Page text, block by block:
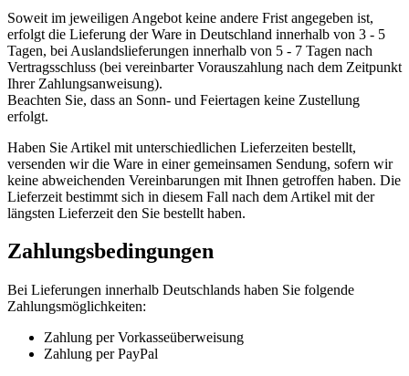
Soweit im jeweiligen Angebot keine andere Frist angegeben ist,
erfolgt die Lieferung der Ware in Deutschland innerhalb von 3 - 5
Tagen, bei Auslandslieferungen innerhalb von 5 - 7 Tagen nach
Vertragsschluss (bei vereinbarter Vorauszahlung nach dem Zeitpunkt
Ihrer Zahlungsanweisung).
Beachten Sie, dass an Sonn- und Feiertagen keine Zustellung
erfolgt.
Haben Sie Artikel mit unterschiedlichen Lieferzeiten bestellt,
versenden wir die Ware in einer gemeinsamen Sendung, sofern wir
keine abweichenden Vereinbarungen mit Ihnen getroffen haben. Die
Lieferzeit bestimmt sich in diesem Fall nach dem Artikel mit der
längsten Lieferzeit den Sie bestellt haben.
Zahlungsbedingungen
Bei Lieferungen innerhalb Deutschlands haben Sie folgende
Zahlungsmöglichkeiten:
Zahlung per Vorkasseüberweisung
Zahlung per PayPal